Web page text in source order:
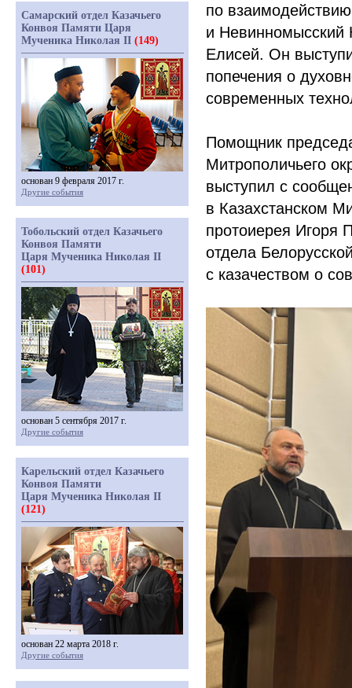
по
и Невинномысский
Елисей. Он
попечения о
современных
Помощник
Митрополичьего
выступил с
в Казахстанском
протоиерея Игоря
отдела
с казачеством о
Самарский отдел Казачьего
Конвоя Памяти Царя
Мученика Николая II (149)
основан 9 февраля 2017 г.
Другие события
Тобольский отдел Казачьего
Конвоя Памяти
Царя Мученика Николая II
(101)
основан 5 сентября 2017 г.
Другие события
Карельский отдел Казачьего
Конвоя Памяти
Царя Мученика Николая II
(121)
основан 22 марта 2018 г.
Другие события